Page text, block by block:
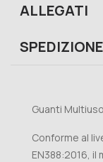
ALLEGATI
Guanti
Conforme al
EN388:2016,